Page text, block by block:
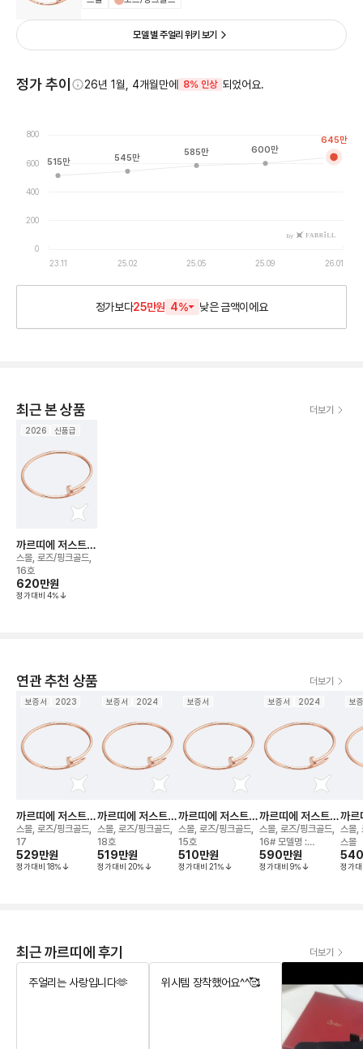
모델 별 주얼리 위키 보기
정가 추이 26년 1월, 4개월만에 8% 인상 되었어요.
0
200
400
600
800
23.11 25.02 25.05 25.09 26.01
by
515만 545만
585만 600만
645만
정가보다25만원 4% 낮은금액이에요
최근 본 상품 더보기
2026 신품급
까르띠에 저스트
앵 끌루 브레이슬
릿
스몰, 로즈/핑크골드,
16호
620만원
정가대비 4%
연관 추천 상품 더보기
보증서 2023
까르띠에 저스트
앵 끌루 브레이슬
릿
스몰, 로즈/핑크골드,
17
529만원
정가대비 18%
보증서 2024
까르띠에 저스트
앵 끌루 브레이슬
릿
스몰, 로즈/핑크골드,
18호
519만원
정가대비 20%
보증서
까르띠에 저스트
앵 끌루 브레이슬
릿
스몰, 로즈/핑크골드,
15호
510만원
정가대비 21%
보증서 2024
까르띠에 저스트
앵 끌루 브레이슬
릿
스몰, 로즈/핑크골드,
16# 모델명 :
B60625
590만원
정가대비 9%
보
까르
앵
릿
스몰,
스몰
정가
최근 까르띠에 후기 더보기
주얼리는 사랑입니다🫶 위시템 장착했어요^^🥰